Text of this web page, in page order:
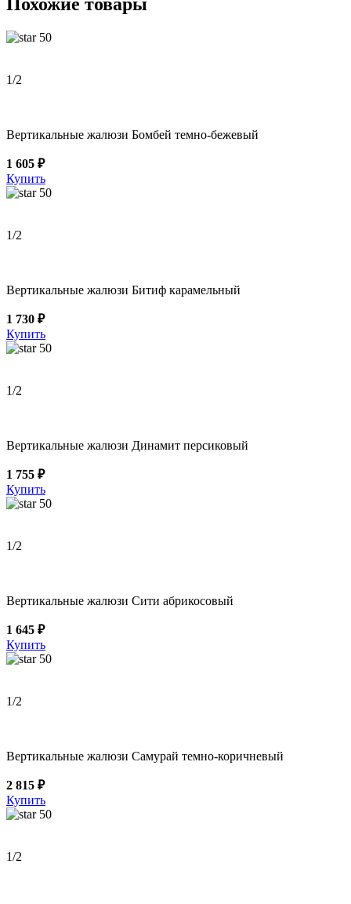
Похожие товары
50
1/2
Вертикальные жалюзи Бомбей темно-бежевый
1 605 ₽
Купить
50
1/2
Вертикальные жалюзи Битиф карамельный
1 730 ₽
Купить
50
1/2
Вертикальные жалюзи Динамит персиковый
1 755 ₽
Купить
50
1/2
Вертикальные жалюзи Сити абрикосовый
1 645 ₽
Купить
50
1/2
Вертикальные жалюзи Самурай темно-коричневый
2 815 ₽
Купить
50
1/2